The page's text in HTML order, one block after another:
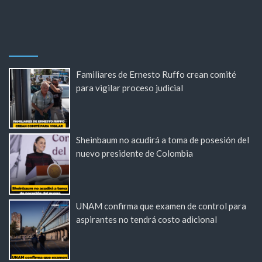
Familiares de Ernesto Ruffo crean comité
para vigilar proceso judicial
Sheinbaum no acudirá a toma de posesión del
nuevo presidente de Colombia
UNAM confirma que examen de control para
aspirantes no tendrá costo adicional